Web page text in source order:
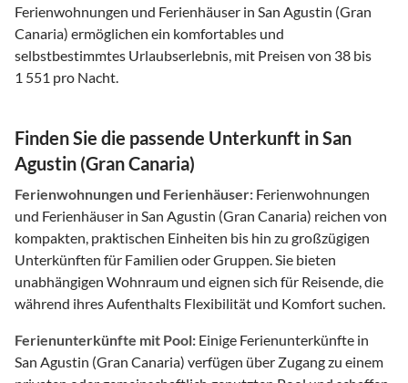
Ferienwohnungen und Ferienhäuser in San Agustin (Gran
Canaria) ermöglichen ein komfortables und
selbstbestimmtes Urlaubserlebnis, mit Preisen von 38 bis
1 551 pro Nacht.
Finden Sie die passende Unterkunft in San
Agustin (Gran Canaria)
Ferienwohnungen und Ferienhäuser: Ferienwohnungen
und Ferienhäuser in San Agustin (Gran Canaria) reichen von
kompakten, praktischen Einheiten bis hin zu großzügigen
Unterkünften für Familien oder Gruppen. Sie bieten
unabhängigen Wohnraum und eignen sich für Reisende, die
während ihres Aufenthalts Flexibilität und Komfort suchen.
Ferienunterkünfte mit Pool: Einige Ferienunterkünfte in
San Agustin (Gran Canaria) verfügen über Zugang zu einem